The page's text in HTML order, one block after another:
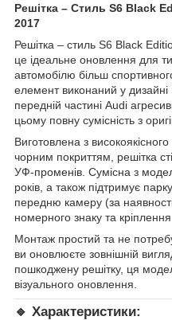
Решітка – Стиль S6 Black
2017
Решітка – стиль S6 Black
це ідеальне оновлення для
автомобілю більш
елемент виконаний у
передній частині Audi
цьому повну сумісність з
Виготовлена з
чорним покриттям, решітка
УФ-променів. Сумісна з
років, а також підтримує
передню камеру (за
номерного знаку та
Монтаж простий та не
ви оновлюєте зовнішній
пошкоджену решітку, ця
візуального оновлення.
🔹 Характеристики: